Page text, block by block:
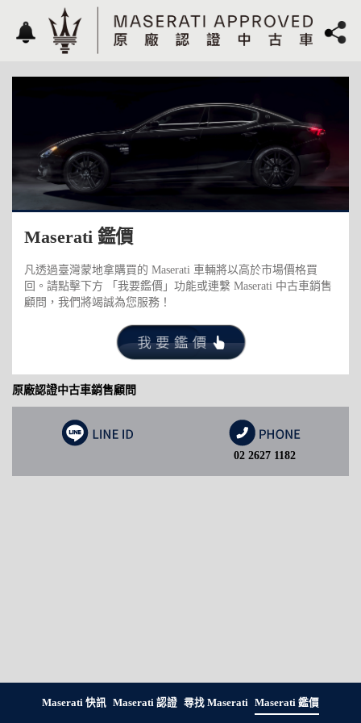
Maserati 鑑價
凡透過臺灣蒙地拿購買的 Maserati 車輛將以高於市場價格買
回。請點擊下方 「我要鑑價」功能或連繫 Maserati 中古車銷售
顧問，我們將竭誠為您服務！
原廠認證中古車銷售顧問
02 2627 1182
Maserati 快訊 Maserati 認證 尋找 Maserati Maserati 鑑價